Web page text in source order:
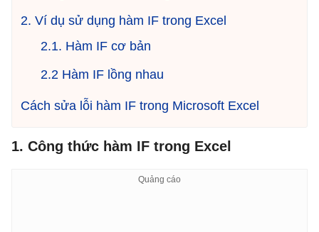
2. Ví dụ sử dụng hàm IF trong Excel
2.1. Hàm IF cơ bản
2.2 Hàm IF lồng nhau
Cách sửa lỗi hàm IF trong Microsoft Excel
1. Công thức hàm IF trong Excel